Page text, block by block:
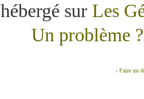
hébergé sur Les
Un problème
- Faire un